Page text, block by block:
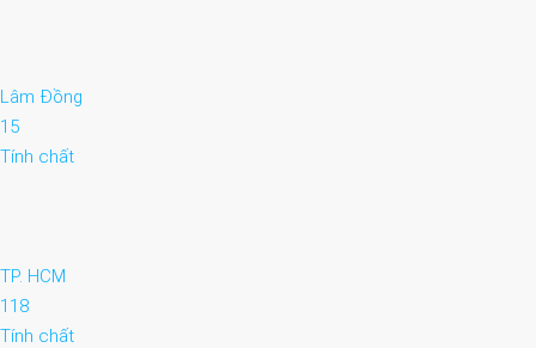
Lâm Đồng
15
Tính chất
TP. HCM
118
Tính chất